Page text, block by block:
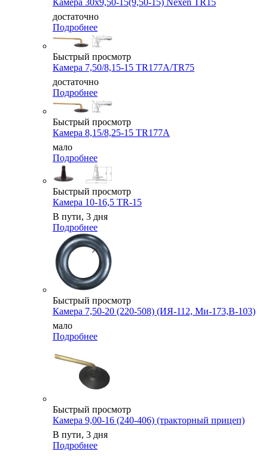
Камера 30x9,50-15(9,50-15) Nexen TR15
достаточно
Подробнее
Быстрый просмотр
Камера 7,50/8,15-15 TR177A/TR75
достаточно
Подробнее
Быстрый просмотр
Камера 8,15/8,25-15 TR177A
мало
Подробнее
Быстрый просмотр
Камера 10-16,5 TR-15
В пути, 3 дня
Подробнее
Быстрый просмотр
Камера 7,50-20 (220-508) (ИЯ-112, Ми-173,В-103)
мало
Подробнее
Быстрый просмотр
Камера 9,00-16 (240-406) (тракторный прицеп)
В пути, 3 дня
Подробнее